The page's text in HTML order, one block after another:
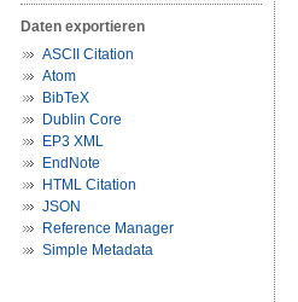
Daten exportieren
ASCII Citation
Atom
BibTeX
Dublin Core
EP3 XML
EndNote
HTML Citation
JSON
Reference Manager
Simple Metadata